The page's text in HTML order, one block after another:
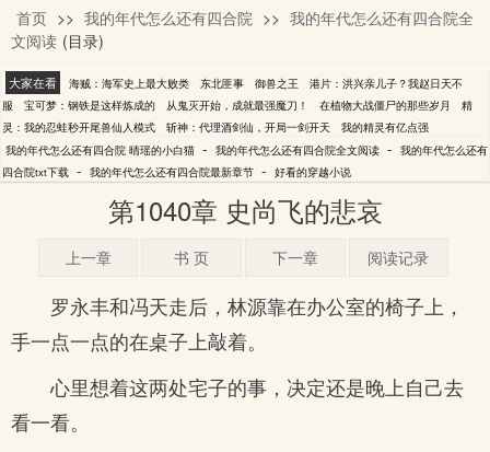
晴瑶的小白猫
首页 >> 我的年代怎么还有四合院 >> 我的年代怎么还有四合院全
文阅读 (目录)
大家在看 海贼：海军史上最大败类 东北匪事 御兽之王
港片：洪兴亲儿子？我赵日天不
服
宝可梦：钢铁是这样炼成的 从鬼灭开始，成就最强魔刀！ 在植物大战僵尸的那些岁月
精
灵：我的忍蛙秒开尾兽仙人模式
斩神：代理酒剑仙，开局一剑开天
我的精灵有亿点强
我的年代怎么还有四合院 晴瑶的小白猫 - 我的年代怎么还有四合院全文阅读 - 我的年代怎么还有
四合院txt下载 - 我的年代怎么还有四合院最新章节 - 好看的穿越小说
第1040章 史尚飞的悲哀
上一章 书 页 下一章 阅读记录
罗永丰和冯天走后，林源靠在办公室的椅子上，
手一点一点的在桌子上敲着。
心里想着这两处宅子的事，决定还是晚上自己去
看一看。